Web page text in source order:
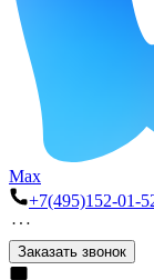
Max
+7(495)152-01-
Заказать звонок